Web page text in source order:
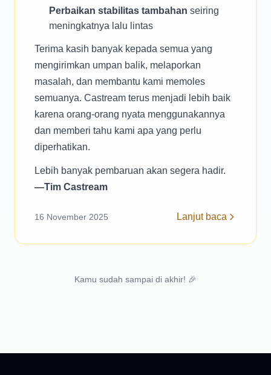
Perbaikan stabilitas tambahan seiring
meningkatnya lalu lintas
Terima kasih banyak kepada semua yang
mengirimkan umpan balik, melaporkan
masalah, dan membantu kami memoles
semuanya. Castream terus menjadi lebih baik
karena orang-orang nyata menggunakannya
dan memberi tahu kami apa yang perlu
diperhatikan.
Lebih banyak pembaruan akan segera hadir.
—Tim Castream
16 November 2025 Lanjut baca
Kamu sudah sampai di akhir! 🎉